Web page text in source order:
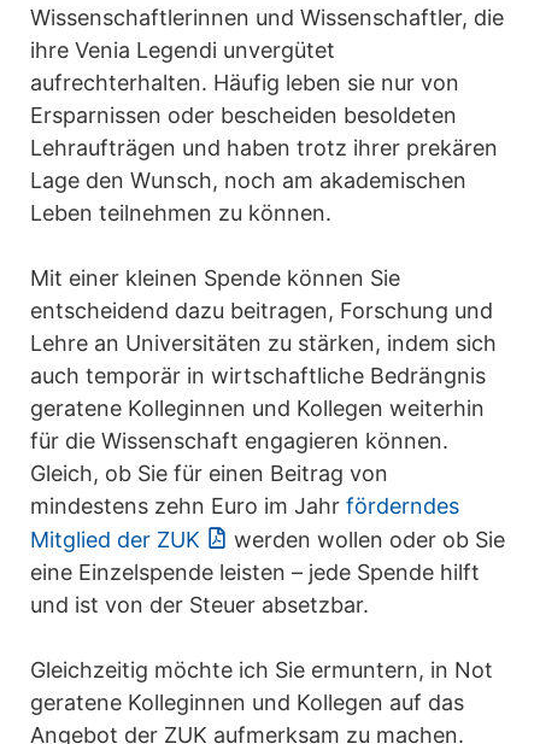
Wissenschaftlerinnen und Wissenschaftler, die
ihre Venia Legendi unvergütet
aufrechterhalten. Häufig leben sie nur von
Ersparnissen oder bescheiden besoldeten
Lehraufträgen und haben trotz ihrer prekären
Lage den Wunsch, noch am akademischen
Leben teilnehmen zu können.
Mit einer kleinen Spende können Sie
entscheidend dazu beitragen, Forschung und
Lehre an Universitäten zu stärken, indem sich
auch temporär in wirtschaftliche Bedrängnis
geratene Kolleginnen und Kollegen weiterhin
für die Wissenschaft engagieren können.
Gleich, ob Sie für einen Beitrag von
mindestens zehn Euro im Jahr förderndes
Mitglied der ZUK
werden wollen oder ob Sie
eine Einzelspende leisten – jede Spende hilft
und ist von der Steuer absetzbar.
Gleichzeitig möchte ich Sie ermuntern, in Not
geratene Kolleginnen und Kollegen auf das
Angebot der ZUK aufmerksam zu machen.